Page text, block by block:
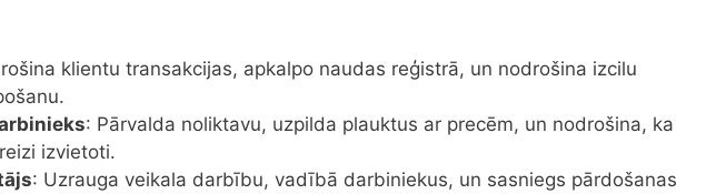
klientu transakcijas, apkalpo naudas reģistrā, un nodrošina izcilu
: Pārvalda noliktavu, uzpilda plauktus ar precēm, un nodrošina, ka
izvietoti.
: Uzrauga veikala darbību, vadībā darbiniekus, un sasniegs pārdošanas